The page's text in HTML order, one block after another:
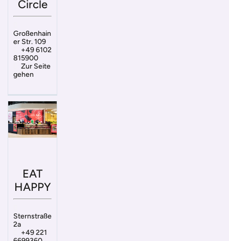
Circle
Großenhain
er Str. 109
+49 6102
815900
Zur Seite
gehen
EAT
HAPPY
Sternstraße
2a
+49 221